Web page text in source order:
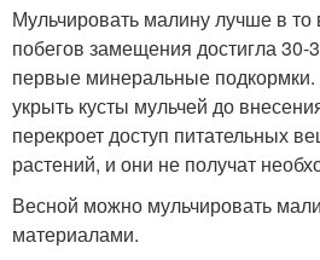
Мульчировать малину лучше в то
побегов замещения достигла
первые минеральные подкормки.
укрыть кусты мульчей до
перекроет доступ питательных
растений, и они не получат
Весной можно мульчировать
материалами.